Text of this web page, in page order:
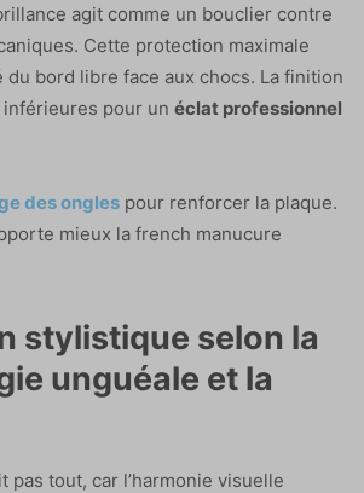
agit comme un bouclier contre
Cette protection maximale
du bord libre face aux chocs. La finition
pour un éclat professionnel
des ongles pour renforcer la plaque.
mieux la french manucure
stylistique selon la
unguéale et la
pas tout, car l’harmonie visuelle